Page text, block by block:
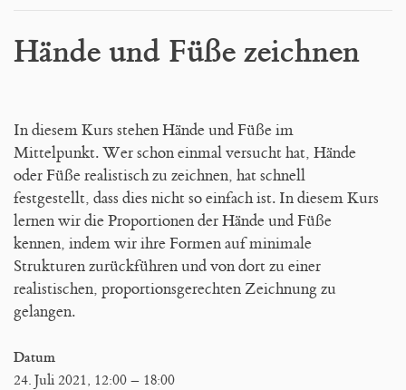
KreativKunstTreff
Ausstellungen
Publikationen
Blog
Hände und Füße zeichnen
In diesem Kurs stehen Hände und Füße im
Mittelpunkt. Wer schon einmal versucht hat, Hände
oder Füße realistisch zu zeichnen, hat schnell
festgestellt, dass dies nicht so einfach ist. In diesem Kurs
lernen wir die Proportionen der Hände und Füße
kennen, indem wir ihre Formen auf minimale
Strukturen zurückführen und von dort zu einer
realistischen, proportionsgerechten Zeichnung zu
gelangen.
Datum
24. Juli 2021, 12:00 – 18:00